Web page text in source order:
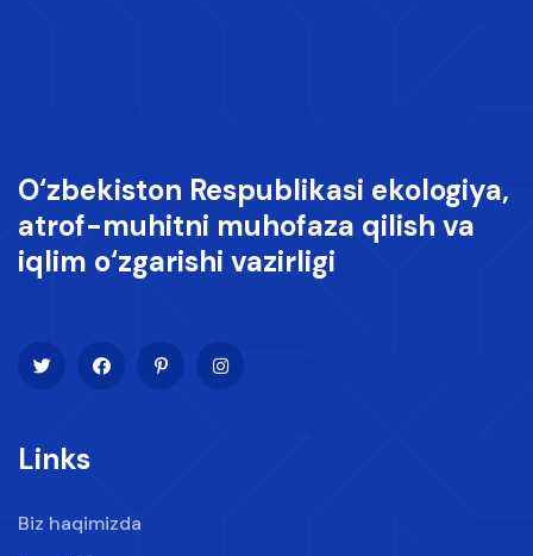
O‘zbekiston Respublikasi ekologiya,
atrof-muhitni muhofaza qilish va
iqlim o‘zgarishi vazirligi
Links
Biz haqimizda